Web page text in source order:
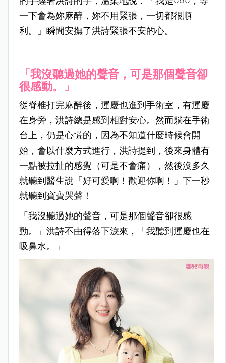
一下會為妳麻醉，妳不用緊張，一切都很順
利。」瞬間安撫了洪詩緊張不安的心。
「我沒聽過她的聲音，可是那個聲音卻
很感動。」
從脊椎打完麻醉後，運慶也進到手術室，有運慶
在身旁，洪詩總是感到相對安心。然而躺在手術
台上，仍是心慌的，因為不知道什麼時候會開
始，會以什麼方式進行，洪詩提到，後來身體有
一點被拉扯的感覺（可是不會痛），然後沒多久
就聽到醫生說「好可愛啊！歡迎你啊！」下一秒
就聽到寶寶哭聲！
「我沒聽過她的聲音，可是那個聲音卻很感
動。」洪詩不由得落下淚來，「我聽到運慶也在
吸鼻水。」